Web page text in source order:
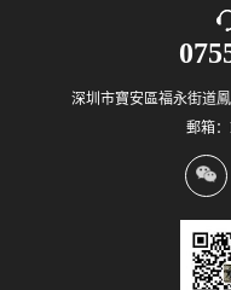
深圳市寶安區福永街道
郵箱：